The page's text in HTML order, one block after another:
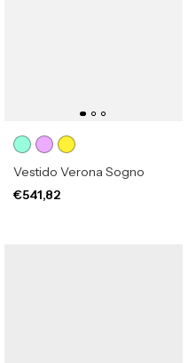
Vestido Verona Sogno
€541,82